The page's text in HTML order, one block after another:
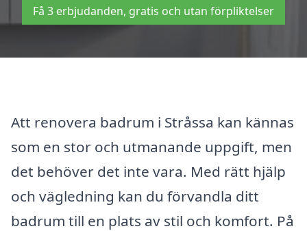
Få 3 erbjudanden, gratis och utan förpliktelser
Att renovera badrum i Stråssa kan kännas
som en stor och utmanande uppgift, men
det behöver det inte vara. Med rätt hjälp
och vägledning kan du förvandla ditt
badrum till en plats av stil och komfort. På